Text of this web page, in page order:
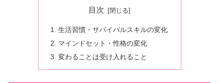
目次
生活習慣・サバイバルスキルの変化
マインドセット・性格の変化
変わることは受け入れること